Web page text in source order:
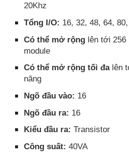
20Khz
Tổng I/O: 16, 32, 48, 64,
Có thể mở rộng lên tới 256
module
Có thể mở rộng tối đalên
năng
Ngõ đầu vào: 16
Ngõ đầu ra: 16
Kiểu đầu ra: Transistor
Công suất: 40VA